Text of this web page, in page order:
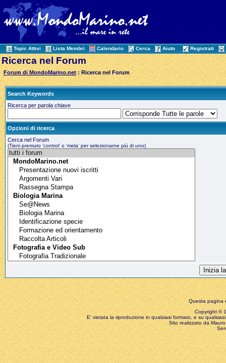
Topic Attivi Lista Membri Calendario Cerca Aiuto Registrati
Ricerca nel Forum
Forum di MondoMarino.net : Ricerca nel Forum
Search Keywords
Ricerca per parola chiave
Opzioni di ricerca
Cerca nel Forum
(Tieni premuto 'control' o 'mela' per selezionarne più di uno)
Questa pagina
Copyright ©
E' vietata la riproduzione in qualsiasi formato, e su
Sito realizzato da